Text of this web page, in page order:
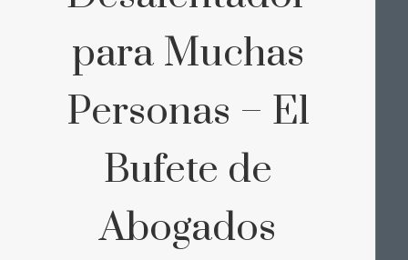
para Muchas
Personas – El
Bufete de
Abogados